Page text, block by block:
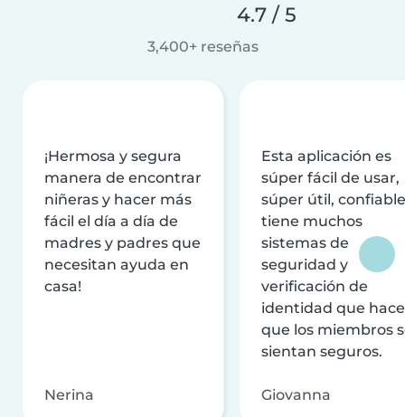
4.7 / 5
3,400+ reseñas
¡Hermosa y segura
manera de encontrar
niñeras y hacer más
fácil el día a día de
madres y padres que
necesitan ayuda en
casa!
Nerina
Esta aplicación es
súper fácil de usar,
súper útil,
tiene muchos
sistemas de
seguridad y
verificación de
identidad que
que los miembros
sientan seguros.
Giovanna